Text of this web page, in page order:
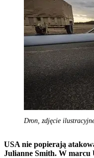
Dron, zdjęcie
USA nie popierają
Julianne Smith. W marcu